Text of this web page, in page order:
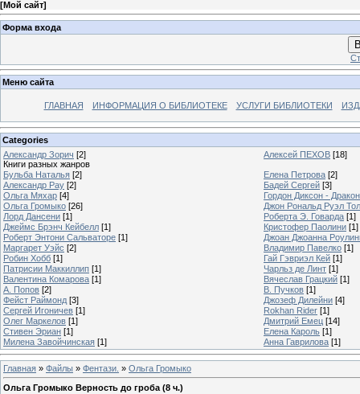
[Мой сайт]
Форма входа
Меню сайта
ГЛАВНАЯ ИНФОРМАЦИЯ О БИБЛИОТЕКЕ УСЛУГИ БИБЛИОТЕКИ
Categories
Александр Зорич [2]
Книги разных жанров
Алексей ПЕХОВ [18]
Бульба Наталья [2] Елена Петрова [2]
Александр Рау [2] Бадей Сергей [3]
Ольга Мяхар [4]
Гордон Диксон -
Ольга Громыко [26]
Джон Рональд Руэл
Лорд Дансени [1] Роберта Э. Говарда [1]
Джеймс Брэнч Кейбелл [1] Кристофер Паолини [1]
Роберт Энтони Сальваторе [1]
Джоан Джоанна
Маргарет Уэйс [2] Владимир Павелко [1]
Робин Хобб [1] Гай Гэвриэл Кей [1]
Патрисии Маккиллип [1] Чарльз де Линт [1]
Валентина Комарова [1] Вячеслав Грацкий [1]
А. Попов [2] В. Пучков [1]
Фейст Раймонд [3] Джозеф Дилейни [4]
Сергей Игоничев [1] Rokhan Rider [1]
Олег Маркелов [1] Дмитрий Емец [14]
Стивен Эриан [1] Елена Кароль [1]
Милена Завойчинская [1] Анна Гаврилова [1]
Главная » Файлы » Фентази. » Ольга Громыко
Ольга Громыко Верность до гроба (8 ч.)